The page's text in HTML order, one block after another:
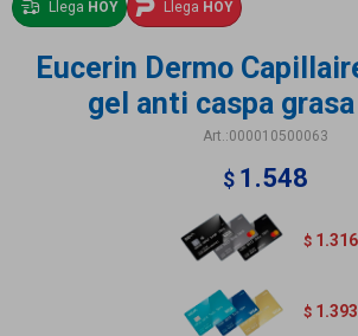
Llega HOY Llega HOY
Eucerin Dermo
gel anti caspa grasa
000010500063
$ 1.548
$ 1.316
$ 1.393